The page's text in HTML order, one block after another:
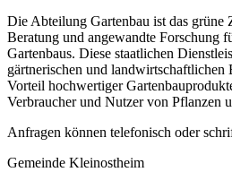
Die Abteilung Gartenbau ist das grüne
Beratung und angewandte Forschung
Gartenbaus. Diese staatlichen
gärtnerischen und
Vorteil hochwertiger
Verbraucher und Nutzer von Pflanzen
Anfragen können telefonisch oder
Gemeinde Kleinostheim